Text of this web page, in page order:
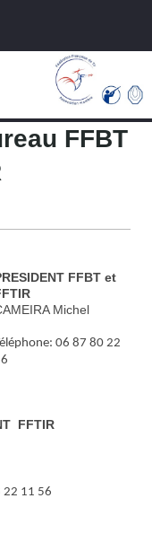
FFBT
FFBT et
Michel
06 87 80 22
FFTIR
22 11 56